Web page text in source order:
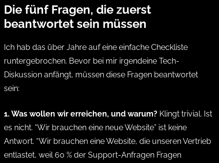
Die fünf Fragen, die zuerst
beantwortet sein müssen
Ich hab das über Jahre auf eine einfache Checkliste
runtergebrochen. Bevor bei mir irgendeine Tech-
Diskussion anfängt, müssen diese Fragen beantwortet
sein:
1. Was wollen wir erreichen, und warum? Klingt trivial. Ist
es nicht. “Wir brauchen eine neue Website” ist keine
Antwort. “Wir brauchen eine Website, die unseren Vertrieb
entlastet, weil 60 % der Support-Anfragen Fragen